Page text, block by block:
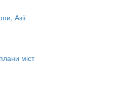
Азії
міст